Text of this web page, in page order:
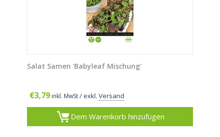
Salat Samen 'Babyleaf Mischung'
€3,79 inkl. MwSt/ exkl. Versand
Dem Warenkorb hinzufügen